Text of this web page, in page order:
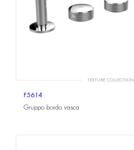
TEXTURE COLLECTION
F5614
Gruppo bordo vasca